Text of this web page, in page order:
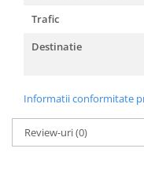
Trafic
Destinatie
Informatii conformitate
Review-uri(0)